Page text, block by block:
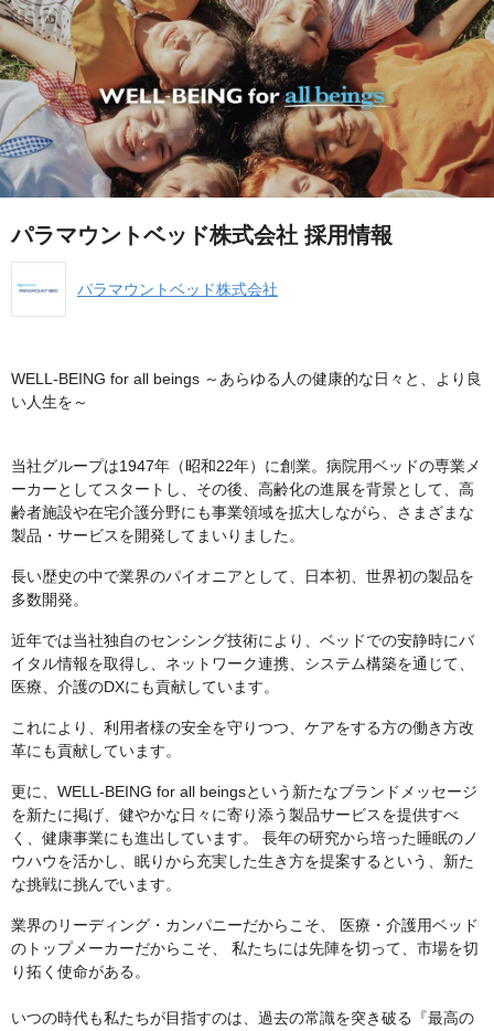
パラマウントベッド株式会社 採用情報
パラマウントベッド株式会社
WELL-BEING for all beings ～あらゆる人の健康的な日々と、より良
い人生を～
当社グループは1947年（昭和22年）に創業。病院用ベッドの専業メ
ーカーとしてスタートし、その後、高齢化の進展を背景として、高
齢者施設や在宅介護分野にも事業領域を拡大しながら、さまざまな
製品・サービスを開発してまいりました。
長い歴史の中で業界のパイオニアとして、日本初、世界初の製品を
多数開発。
近年では当社独自のセンシング技術により、ベッドでの安静時にバ
イタル情報を取得し、ネットワーク連携、システム構築を通じて、
医療、介護のDXにも貢献しています。
これにより、利用者様の安全を守りつつ、ケアをする方の働き方改
革にも貢献しています。
更に、WELL-BEING for all beingsという新たなブランドメッセージ
を新たに掲げ、健やかな日々に寄り添う製品サービスを提供すべ
く、健康事業にも進出しています。 長年の研究から培った睡眠のノ
ウハウを活かし、眠りから充実した生き方を提案するという、新た
な挑戦に挑んでいます。
業界のリーディング・カンパニーだからこそ、 医療・介護用ベッド
のトップメーカーだからこそ、 私たちには先陣を切って、市場を切
り拓く使命がある。
いつの時代も私たちが目指すのは、過去の常識を突き破る『最高の